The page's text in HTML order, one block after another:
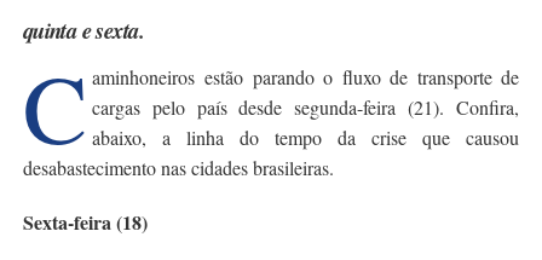
quinta e sexta.
C aminhoneiros estão parando o fluxo de transporte de
cargas pelo país desde segunda-feira (21). Confira,
abaixo, a linha do tempo da crise que causou
desabastecimento nas cidades brasileiras.
Sexta-feira (18)